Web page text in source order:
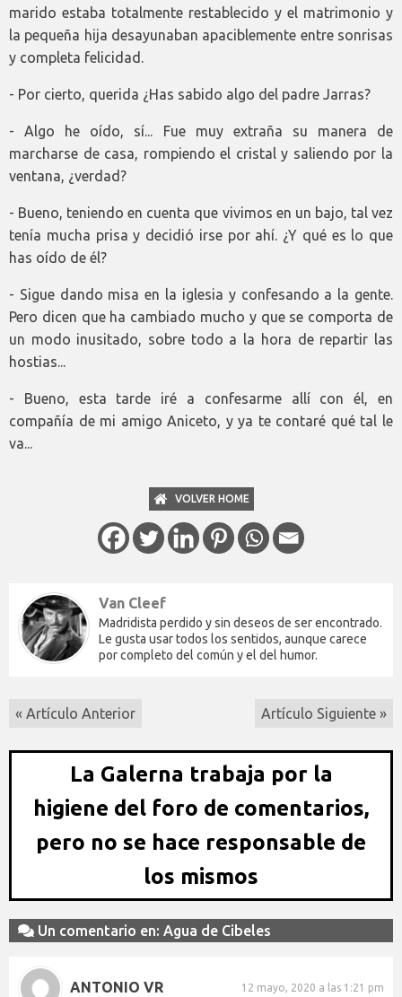
marido estaba totalmente restablecido y el matrimonio y
la pequeña hija desayunaban apaciblemente entre sonrisas
y completa felicidad.
- Por cierto, querida ¿Has sabido algo del padre Jarras?
- Algo he oído, sí... Fue muy extraña su manera de
marcharse de casa, rompiendo el cristal y saliendo por la
ventana, ¿verdad?
- Bueno, teniendo en cuenta que vivimos en un bajo, tal vez
tenía mucha prisa y decidió irse por ahí. ¿Y qué es lo que
has oído de él?
- Sigue dando misa en la iglesia y confesando a la gente.
Pero dicen que ha cambiado mucho y que se comporta de
un modo inusitado, sobre todo a la hora de repartir las
hostias...
- Bueno, esta tarde iré a confesarme allí con él, en
compañía de mi amigo Aniceto, y ya te contaré qué tal le
va...
VOLVER HOME
Van Cleef
Madridista perdido y sin deseos de ser encontrado.
Le gusta usar todos los sentidos, aunque carece
por completo del común y el del humor.
« Artículo Anterior Artículo Siguiente »
La Galerna trabaja por la
higiene del foro de comentarios,
pero no se hace responsable de
los mismos
Un comentario en: Agua de Cibeles
ANTONIO VR 12 mayo, 2020 a las 1:21 pm